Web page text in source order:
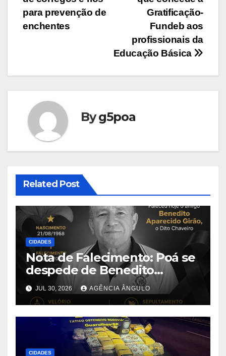
Post
Gratificação-
Fundeb aos
profissionais da
Educação Básica
para prevenção de
enchentes
Byg5poa
Related Post
CIDADES
Nota de Falecimento: Poá se
despede de Benedito
Aparecido Girão, o conhecido
“Dito Chaveiro”
JUL 30, 2026 AGÊNCIA ÂNGULO
CIDADES